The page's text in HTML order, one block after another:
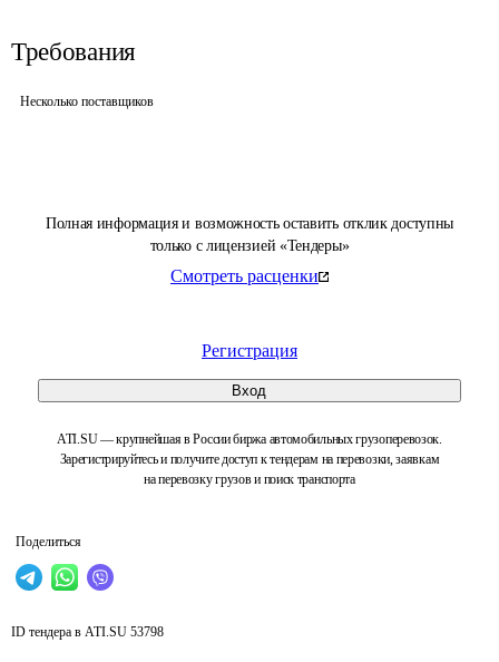
Полная информация и возможность оставить отклик доступны
только с лицензией «Тендеры»
Смотреть расценки
Регистрация
Вход
ATI.SU — крупнейшая в России биржа автомобильных грузоперевозок.
Зарегистрируйтесь и получите доступ к тендерам на перевозки, заявкам
на перевозку грузов и поиск транспорта
Поделиться
Требования
Несколько поставщиков
ID тендера в ATI.SU 53798